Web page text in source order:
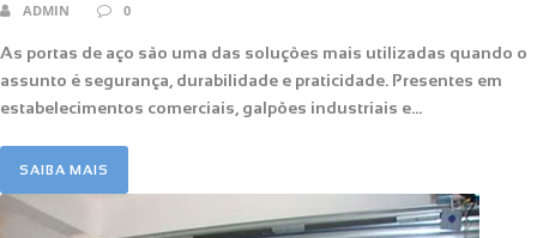
ADMIN 0
As portas de aço são uma das soluções mais utilizadas quando o
assunto é segurança, durabilidade e praticidade. Presentes em
estabelecimentos comerciais, galpões industriais e...
SAIBA MAIS